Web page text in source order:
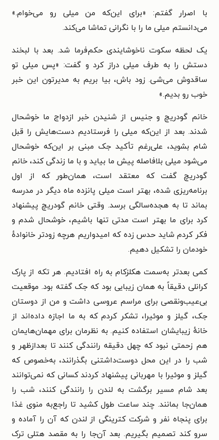
با اصرار گفتم: «برای این‌که من میلی رو می‌خوام.»
می‌دانستم میلی ما را با نگرانی تماشا می‌کند.
یک لحظه سکوت ناخوشایندی حکم‌فرما شد. بعد با لبخند
دستش را به طرف میلی دراز کرد و گفت: «پس میلی تو
ساقدوش می‌شی. زود باش، بیا بریم به مدیرتون این خبر
خوب رو بدیم.»
خانم گودریچ و جنیس از شنیدن خبر ازدواج ما خوشحال
شدند. بعد از این‌که میلی را فرستادیم دست‌هایش را قبل
شام بشوید، علی‌رغم تأکید جک مبنی بر این‌که خوشحال
می‌شود میلی بلافاصله پیش ما بیاید و با ما زندگی کند، خانم
گودریچ گفت که معتقد است، همان‌طور که از اول
برنامه‌ریزی شده، بهتر است میلی پانزده ماه دیگر در مدرسه
بماند تا به هجده‌سالگی برسد. وقتی خانم گودریچ پیشنهاد
کرد برای ما بهتر است مدتی تنها باشیم، خوشحال شدم و
فکر کردم شاید حدس زده که امیدواریم هرچه زودتر خانوادهٔ
خودمان را تشکیل دهیم.
کمی بعدتر به‌سمت هکلزکام به راه افتادیم. هر تکه از پارک
کرانلی دقیقاً به همان زیبایی بود که جک گفته بود. موقعیت
بی‌عیب‌ونقصی برای مراسم عروسی داشت و من از دوستان
جک، گیلز و موئیرا، تشکر کردم که به ما اجازه داده‌اند از
خانهٔ زیبایشان استفاده کنیم. به نظرمان برای مهمان‌هایمان
هم زحمتی نبود که چهل دقیقه رانندگی کنند تا بعدازظهر و
شب را در این محل دوست‌داشتنی بگذرانند، به‌خصوص که
گیلز و موئیرا با مهربانی پیشنهاد کردند کسانی که نمی‌توانند
بعد شام مسیر برگشت به لندن را رانندگی کنند، شب را
همان‌جا بمانند. چند ساعت طول کشید تا راجع‌به منوی غذا
برای پنجاه نفر و شرکت کترینگی از لندن که آن را آماده و
سرو کند تصمیم بگیریم. بعد آن‌جا را به مقصد هتلی ترک